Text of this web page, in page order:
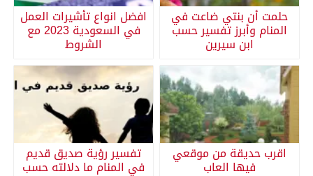
حلمت أن بنتي ضاعت في
المنام وأبرز تفسير حسب
ابن سيرين
افضل انواع تأشيرات العمل
في السعودية 2023 مع
الشروط
اقرب حديقة من موقعي
فيها العاب
تفسير رؤية صديق قديم
في المنام ما دلالته حسب